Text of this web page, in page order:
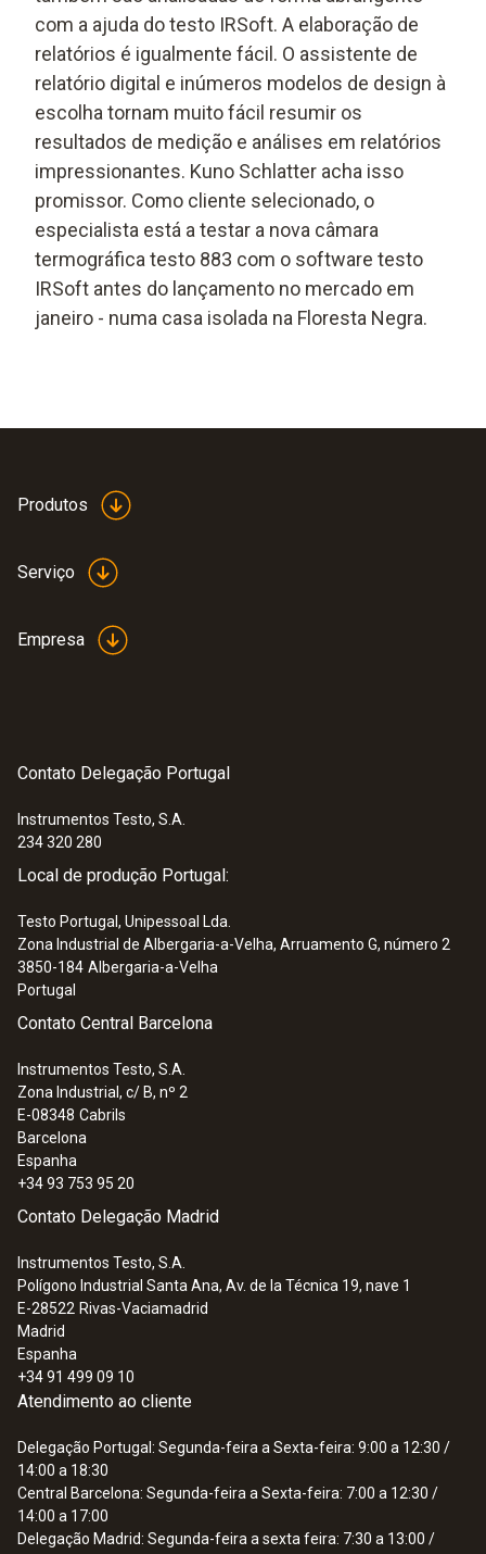
com a ajuda do testo IRSoft. A elaboração de
relatórios é igualmente fácil. O assistente de
relatório digital e inúmeros modelos de design à
escolha tornam muito fácil resumir os
resultados de medição e análises em relatórios
impressionantes. Kuno Schlatter acha isso
promissor. Como cliente selecionado, o
especialista está a testar a nova câmara
termográfica testo 883 com o software testo
IRSoft antes do lançamento no mercado em
janeiro - numa casa isolada na Floresta Negra.
Produtos
Serviço
Empresa
Contato Delegação Portugal
Instrumentos Testo, S.A.
234 320 280
Local de produção Portugal:
Testo Portugal, Unipessoal Lda.
Zona Industrial de Albergaria-a-Velha, Arruamento G, número 2
3850-184 Albergaria-a-Velha
Portugal
Contato Central Barcelona
Instrumentos Testo, S.A.
Zona Industrial, c/ B, nº 2
E-08348 Cabrils
Barcelona
Espanha
+34 93 753 95 20
Contato Delegação Madrid
Instrumentos Testo, S.A.
Polígono Industrial Santa Ana, Av. de la Técnica 19, nave 1
E-28522 Rivas-Vaciamadrid
Madrid
Espanha
+34 91 499 09 10
Atendimento ao cliente
Delegação Portugal: Segunda-feira a Sexta-feira: 9:00 a 12:30 /
14:00 a 18:30
Central Barcelona: Segunda-feira a Sexta-feira: 7:00 a 12:30 /
14:00 a 17:00
Delegação Madrid: Segunda-feira a sexta feira: 7:30 a 13:00 /